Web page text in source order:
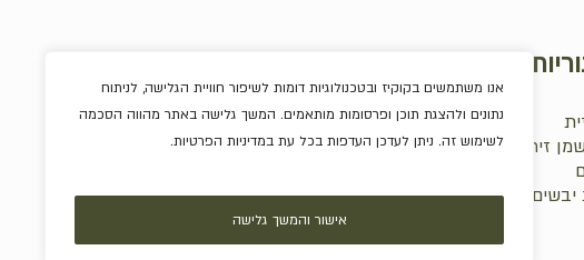
אנו משתמשים בקוקיז ובטכנולוגיות דומות לשיפור חוויית הגלישה, לניתוח
נתונים ולהצגת תוכן ופרסומות מותאמים. המשך גלישה באתר מהווה הסכמה
לשימוש זה. ניתן לעדכן העדפות בכל עת במדיניות הפרטיות.
אישור והמשך גלישה
זית
יבשים
ריבות וממרחים
שוקולדים
מארזים